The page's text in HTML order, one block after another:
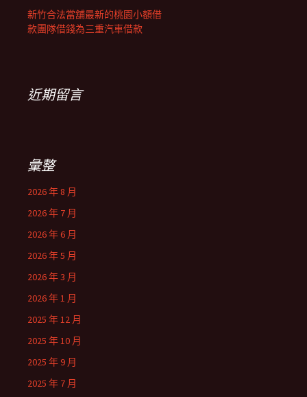
新竹合法當舖最新的桃園小額借
款團隊借錢為三重汽車借款
近期留言
彙整
2026 年 8 月
2026 年 7 月
2026 年 6 月
2026 年 5 月
2026 年 3 月
2026 年 1 月
2025 年 12 月
2025 年 10 月
2025 年 9 月
2025 年 7 月